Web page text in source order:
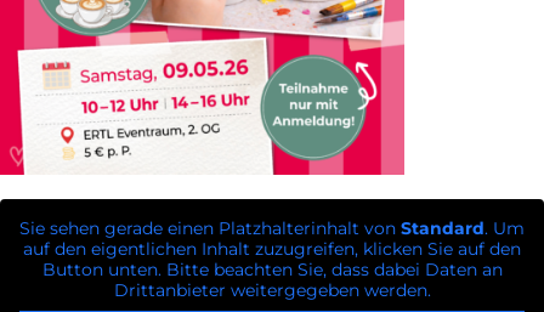
Sie sehen gerade einen Platzhalterinhalt von Standard. Um
auf den eigentlichen Inhalt zuzugreifen, klicken Sie auf den
Button unten. Bitte beachten Sie, dass dabei Daten an
Drittanbieter weitergegeben werden.